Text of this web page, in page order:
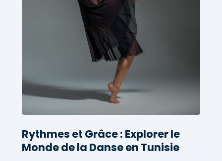
Rythmes et Grâce : Explorer le
Monde de la Danse en Tunisie